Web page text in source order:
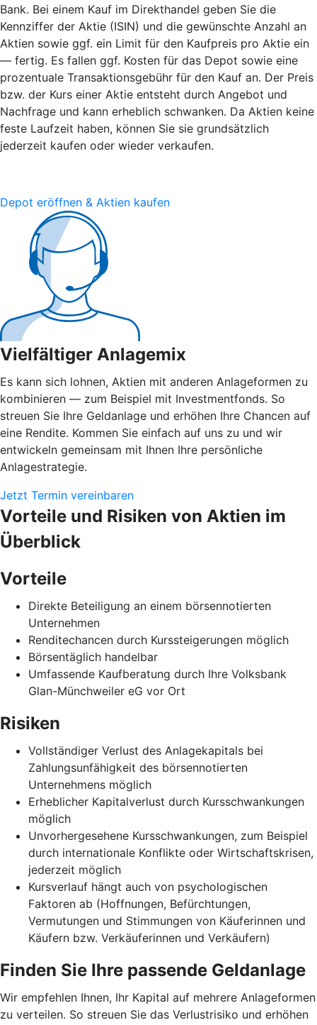
Bank. Bei einem Kauf im Direkthandel geben Sie die
Kennziffer der Aktie (ISIN) und die gewünschte Anzahl an
Aktien sowie ggf. ein Limit für den Kaufpreis pro Aktie ein
— fertig. Es fallen ggf. Kosten für das Depot sowie eine
prozentuale Transaktionsgebühr für den Kauf an. Der Preis
bzw. der Kurs einer Aktie entsteht durch Angebot und
Nachfrage und kann erheblich schwanken. Da Aktien keine
feste Laufzeit haben, können Sie sie grundsätzlich
jederzeit kaufen oder wieder verkaufen.
Depot eröffnen & Aktien kaufen
Vielfältiger Anlagemix
Es kann sich lohnen, Aktien mit anderen Anlageformen zu
kombinieren — zum Beispiel mit Investmentfonds. So
streuen Sie Ihre Geldanlage und erhöhen Ihre Chancen auf
eine Rendite. Kommen Sie einfach auf uns zu und wir
entwickeln gemeinsam mit Ihnen Ihre persönliche
Anlagestrategie.
Jetzt Termin vereinbaren
Vorteile und Risiken von Aktien im
Überblick
Vorteile
Direkte Beteiligung an einem börsennotierten
Unternehmen
Renditechancen durch Kurssteigerungen möglich
Börsentäglich handelbar
Umfassende Kaufberatung durch Ihre Volksbank
Glan-Münchweiler eG vor Ort
Risiken
Vollständiger Verlust des Anlagekapitals bei
Zahlungsunfähigkeit des börsennotierten
Unternehmens möglich
Erheblicher Kapitalverlust durch Kursschwankungen
möglich
Unvorhergesehene Kursschwankungen, zum Beispiel
durch internationale Konflikte oder Wirtschaftskrisen,
jederzeit möglich
Kursverlauf hängt auch von psychologischen
Faktoren ab (Hoffnungen, Befürchtungen,
Vermutungen und Stimmungen von Käuferinnen und
Käufern bzw. Verkäuferinnen und Verkäufern)
Finden Sie Ihre passende Geldanlage
Wir empfehlen Ihnen, Ihr Kapital auf mehrere Anlageformen
zu verteilen. So streuen Sie das Verlustrisiko und erhöhen